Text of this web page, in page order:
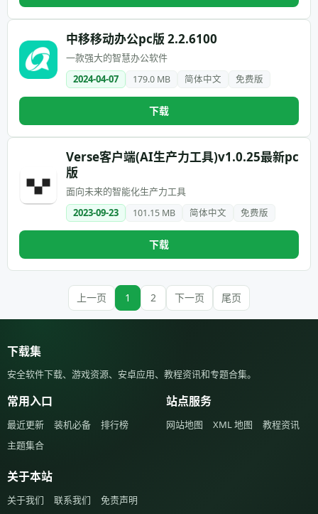
中移移动办公pc版 2.2.6100
一款强大的智慧办公软件
2024-04-07
179.0 MB 简体中文 免费版
下载
Verse客户端(AI生产力工具)v1.0.25最新pc
版
面向未来的智能化生产力工具
2023-09-23
101.15 MB 简体中文 免费版
下载
上一页 1 2 下一页 尾页
下载集
安全软件下载、游戏资源、安卓应用、教程资讯和专题合集。
常用入口
最近更新 装机必备
排行榜
主题集合
站点服务
网站地图 XML 地图 教程资讯
关于本站
关于我们 联系我们 免责声明